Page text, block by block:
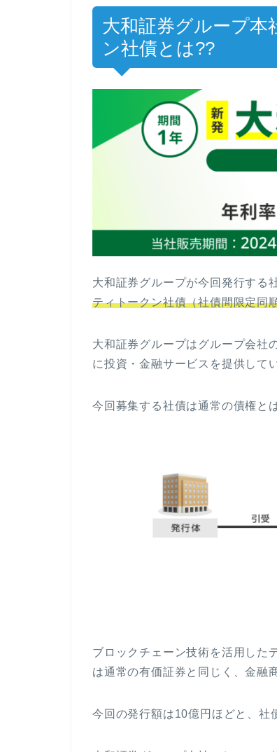
大和証券グループ本
ン社債とは??
大和証券グループが今回発行する
ティトークン社債（社債間限定同
大和証券グループはグループ会社
に投資・金融サービスを提供して
今回募集する社債は通常の債権と
ブロックチェーン技術を活用した
は通常の有価証券と同じく、金融
今回の発行額は10億円ほどと、社